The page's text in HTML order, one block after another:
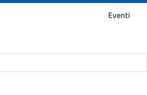
Eventi
Ricerca -